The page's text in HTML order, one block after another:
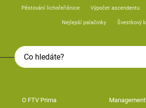
Pěstování lichořeřišnice Výpočet ascendentu
Nejlepší palačinky Švestkový
O FTV Prima Management